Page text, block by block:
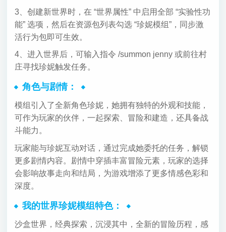
3、创建新世界时，在 “世界属性” 中启用全部 “实验性功
能” 选项，然后在资源包列表勾选 “珍妮模组”，同步激
活行为包即可生效。
4、进入世界后，可输入指令 /summon jenny 或前往村
庄寻找珍妮触发任务。
角色与剧情：
模组引入了全新角色珍妮，她拥有独特的外观和技能，
可作为玩家的伙伴，一起探索、冒险和建造，还具备战
斗能力。
玩家能与珍妮互动对话，通过完成她委托的任务，解锁
更多剧情内容。剧情中穿插丰富冒险元素，玩家的选择
会影响故事走向和结局，为游戏增添了更多情感色彩和
深度。
我的世界珍妮模组特色：
沙盒世界，经典探索，沉浸其中，全新的冒险历程，感